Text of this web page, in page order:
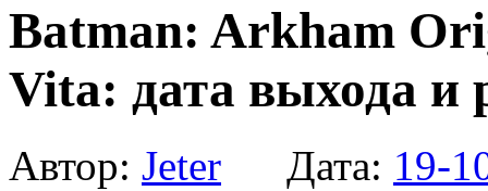
Batman: Arkham
Vita: дата выхода и
Автор: Jeter Дата: 19-